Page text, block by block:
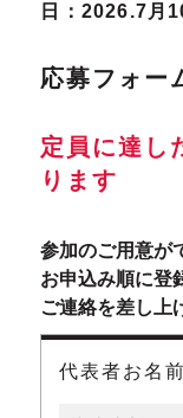
日：2026.7月
応募フォー
定員に達し
ります
参加のご用意が
お申込み順に登
ご連絡を差し上
代表者お名前